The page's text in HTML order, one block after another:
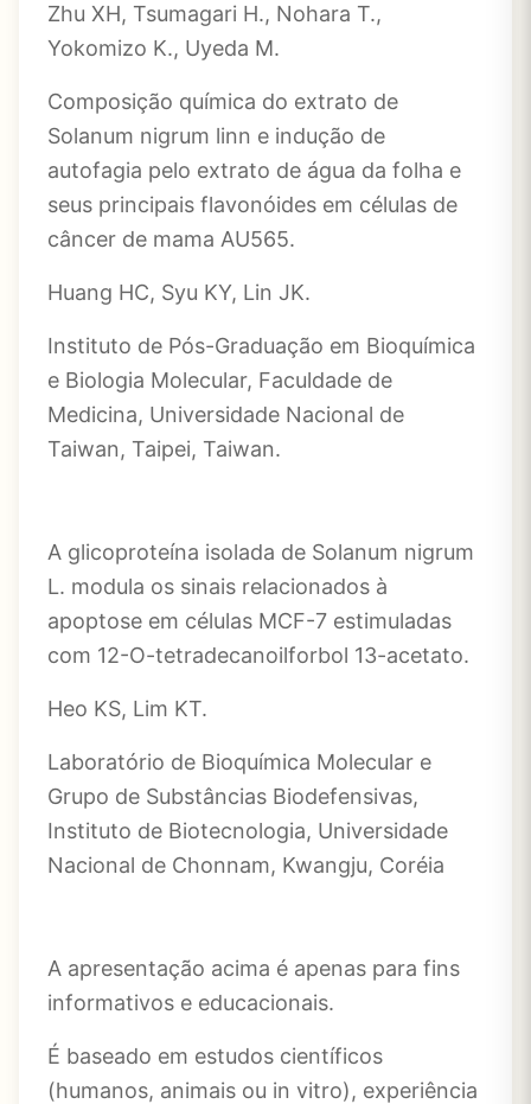
Zhu XH, Tsumagari H., Nohara T.,
Yokomizo K., Uyeda M.
Composição química do extrato de
Solanum nigrum linn e indução de
autofagia pelo extrato de água da folha e
seus principais flavonóides em células de
câncer de mama AU565.
Huang HC, Syu KY, Lin JK.
Instituto de Pós-Graduação em Bioquímica
e Biologia Molecular, Faculdade de
Medicina, Universidade Nacional de
Taiwan, Taipei, Taiwan.
A glicoproteína isolada de Solanum nigrum
L. modula os sinais relacionados à
apoptose em células MCF-7 estimuladas
com 12-O-tetradecanoilforbol 13-acetato.
Heo KS, Lim KT.
Laboratório de Bioquímica Molecular e
Grupo de Substâncias Biodefensivas,
Instituto de Biotecnologia, Universidade
Nacional de Chonnam, Kwangju, Coréia
A apresentação acima é apenas para fins
informativos e educacionais.
É baseado em estudos científicos
(humanos, animais ou in vitro), experiência